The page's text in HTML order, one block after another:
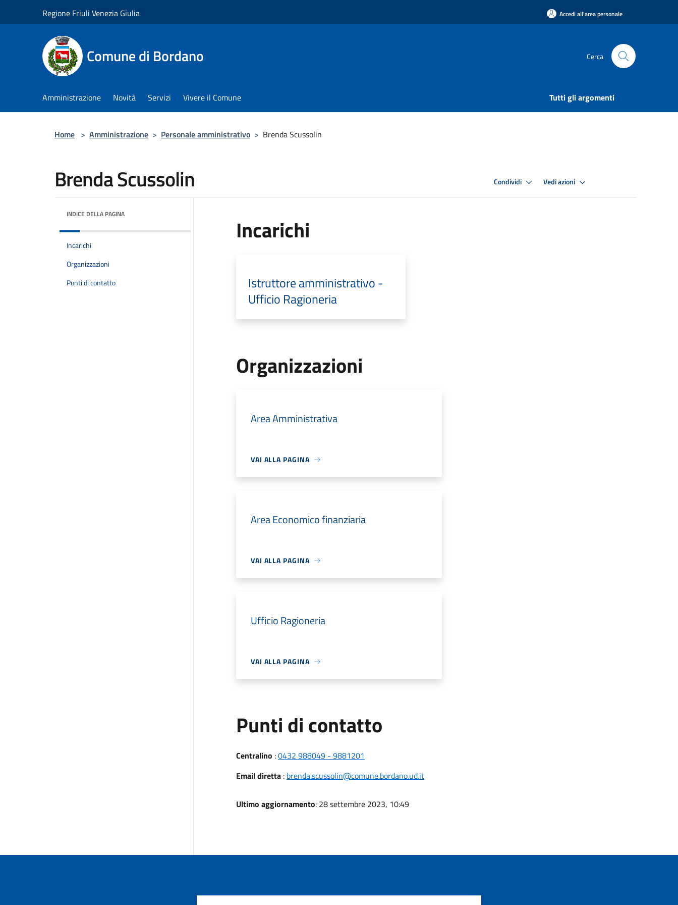
Regione Friuli Venezia Giulia Accedi all'area personale
Comune di Bordano Cerca
Amministrazione Novità Servizi Vivere il Comune Tutti gli argomenti
Home > Amministrazione > Personale amministrativo > Brenda Scussolin
Brenda Scussolin Condividi Vedi azioni
INDICE DELLA PAGINA
Incarichi
Organizzazioni
Punti di contatto
Incarichi
Istruttore amministrativo -
Ufficio Ragioneria
Organizzazioni
Area Amministrativa
VAI ALLA PAGINA
Area Economico finanziaria
VAI ALLA PAGINA
Ufficio Ragioneria
VAI ALLA PAGINA
Punti di contatto
Centralino :0432 988049 - 9881201
Email diretta: brenda.scussolin@comune.bordano.ud.it
Ultimo aggiornamento: 28 settembre 2023, 10:49